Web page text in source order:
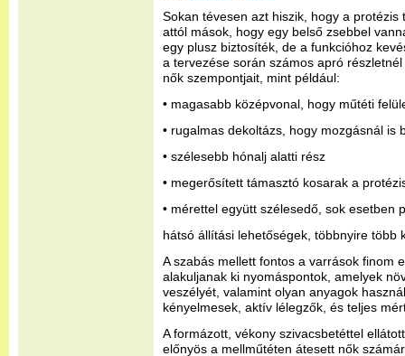
Sokan tévesen azt hiszik, hogy a
attól mások, hogy egy belső zsebbel
egy plusz biztosíték, de a funkcióhoz
a tervezése során számos apró
nők szempontjait, mint például:
• magasabb középvonal, hogy műtéti
• rugalmas dekoltázs, hogy mozgásnál is
• szélesebb hónalj alatti rész
• megerősített támasztó kosarak a
• mérettel együtt szélesedő, sok esetben
hátsó állítási lehetőségek, többnyire több
A szabás mellett fontos a varrások finom
alakuljanak ki nyomáspontok, amelyek
veszélyét, valamint olyan anyagok
kényelmesek, aktív lélegzők, és teljes
A formázott, vékony szivacsbetéttel
előnyös a mellműtéten átesett nők